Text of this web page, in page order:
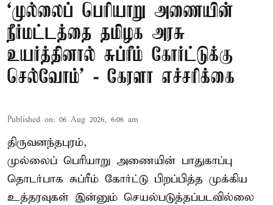
‘முல்லைப் பெரியாறு அணையின்
நீர்மட்டத்தை தமிழக அரசு
உயர்த்தினால் சுப்ரீம் கோர்ட்டுக்கு
செல்வோம்' - கேரளா எச்சரிக்கை
Published on: 06 Aug 2026, 6:06 am
திருவனந்தபுரம்,
முல்லைப் பெரியாறு அணையின் பாதுகாப்பு
தொடர்பாக சுப்ரீம் கோர்ட்டு பிறப்பித்த முக்கிய
உத்தரவுகள் இன்னும் செயல்படுத்தப்படவில்லை